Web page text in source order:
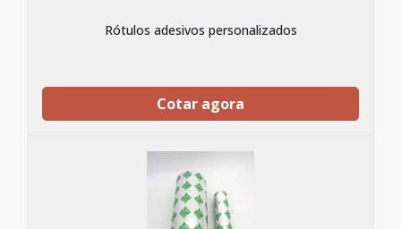
Rótulos adesivos personalizados
Cotar agora